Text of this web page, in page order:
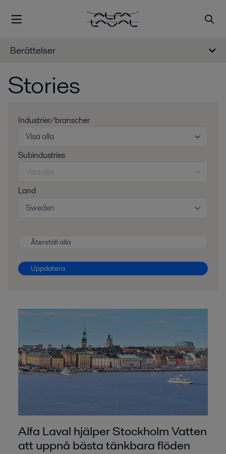
Berättelser
Stories
Industrier/branscher
Visa alla
Subindustries
Visa alla
Land
Sweden
Återställ alla
Uppdatera
Alfa Laval hjälper Stockholm Vatten
att uppnå bästa tänkbara flöden